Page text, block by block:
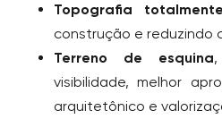
Topografia
construção e reduzindo
Terreno de esquina
visibilidade, melhor
arquitetônico e